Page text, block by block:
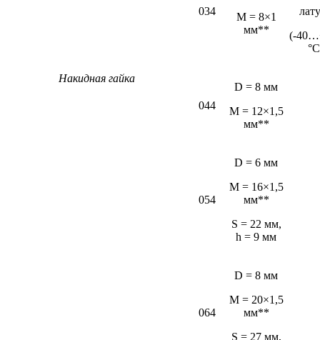
Накидная гайка
034
М = 8×1
мм**
(-
044
D = 8 мм
M = 12×1,5
мм**
054
D = 6 мм
М = 16×1,5
мм**
S = 22 мм,
h = 9 мм
064
D = 8 мм
M = 20×1,5
мм**
S = 27 мм,